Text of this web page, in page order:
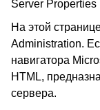
Server Properties
На этой
Administration.
навигатора
HTML,
сервера.